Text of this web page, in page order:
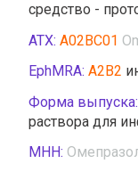
средство -
АТХ: A02BC01
EphMRA: A2B2
Форма выпуска:
раствора для
МНН: